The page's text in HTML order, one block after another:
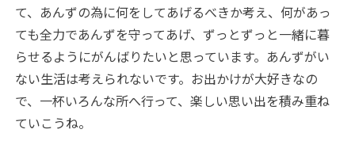
て、あんずの為に何をしてあげるべきか考え、何があっ
ても全力であんずを守ってあげ、ずっとずっと一緒に暮
らせるようにがんばりたいと思っています。あんずがい
ない生活は考えられないです。お出かけが大好きなの
で、一杯いろんな所へ行って、楽しい思い出を積み重ね
ていこうね。